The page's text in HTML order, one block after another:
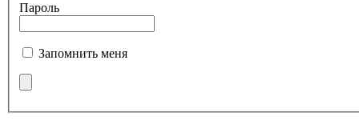
Пароль
Запомнить меня